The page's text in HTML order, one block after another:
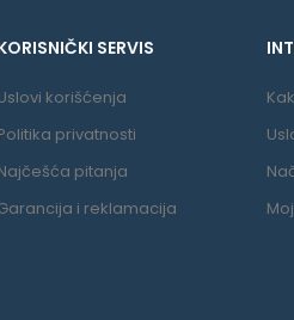
SERVIS
korišćenja
privatnosti
pitanja
i reklamacija